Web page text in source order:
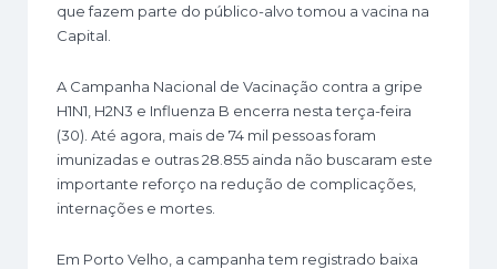
que fazem parte do público-alvo tomou a vacina na
Capital.
A Campanha Nacional de Vacinação contra a gripe
H1N1, H2N3 e Influenza B encerra nesta terça-feira
(30). Até agora, mais de 74 mil pessoas foram
imunizadas e outras 28.855 ainda não buscaram este
importante reforço na redução de complicações,
internações e mortes.
Em Porto Velho, a campanha tem registrado baixa